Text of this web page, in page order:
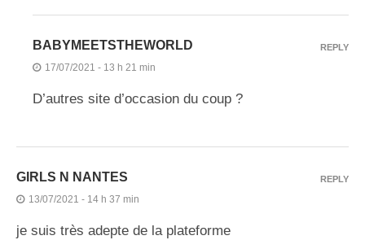
BABYMEETSTHEWORLD
17/07/2021 - 13 h 21 min
D’autres site d’occasion du coup ?
REPLY
GIRLS N NANTES
13/07/2021 - 14 h 37 min
je suis très adepte de la plateforme
REPLY